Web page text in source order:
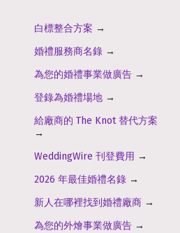
白標整合方案 →
婚禮服務商名錄 →
為您的婚禮事業做廣告 →
登錄為婚禮場地 →
給廠商的 The Knot 替代方案
→
WeddingWire 刊登費用 →
2026 年最佳婚禮名錄 →
新人在哪裡找到婚禮廠商 →
為您的外燴事業做廣告 →